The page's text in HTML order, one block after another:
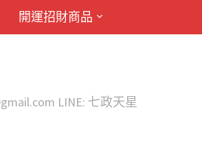
開運招財商品
LINE: 七政天星